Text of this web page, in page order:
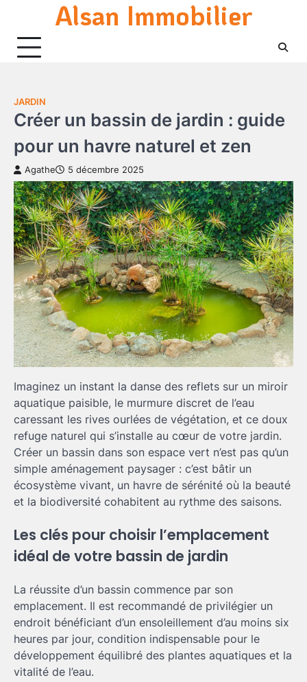
content
Alsan Immobilier
JARDIN
Créer un bassin de jardin : guide
pour un havre naturel et zen
Agathe 5 décembre 2025
Imaginez un instant la danse des reflets sur un miroir
aquatique paisible, le murmure discret de l’eau
caressant les rives ourlées de végétation, et ce doux
refuge naturel qui s’installe au cœur de votre jardin.
Créer un bassin dans son espace vert n’est pas qu’un
simple aménagement paysager : c’est bâtir un
écosystème vivant, un havre de sérénité où la beauté
et la biodiversité cohabitent au rythme des saisons.
Les clés pour choisir l’emplacement
idéal de votre bassin de jardin
La réussite d’un bassin commence par son
emplacement. Il est recommandé de privilégier un
endroit bénéficiant d’un ensoleillement d’au moins six
heures par jour, condition indispensable pour le
développement équilibré des plantes aquatiques et la
vitalité de l’eau.